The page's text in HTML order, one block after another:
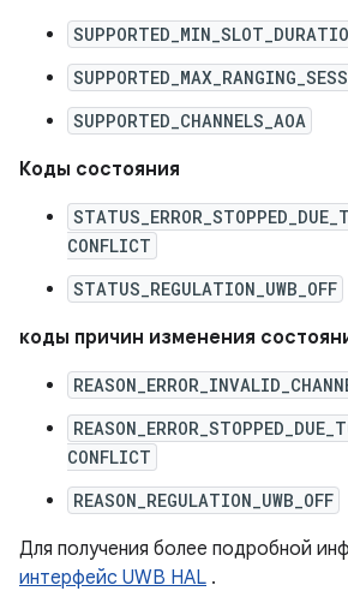
SUPPORTED_CHANNELS_AOA
Коды состояния
CONFLICT
STATUS_REGULATION_UWB_OFF
коды причин изменения
CONFLICT
REASON_REGULATION_UWB_OFF
Для получения более подробной
интерфейс UWB HAL .